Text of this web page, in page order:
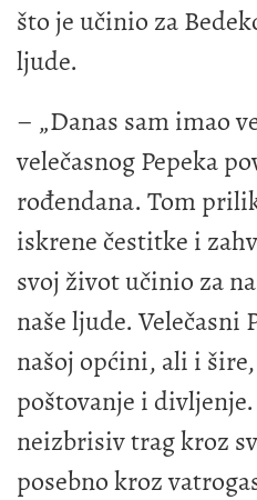
što je učinio za
ljude.
– „Danas sam imao
velečasnog Pepeka
rođendana. Tom
iskrene čestitke i
svoj život učinio za
naše ljude. Velečasni
našoj općini, ali i
poštovanje i
neizbrisiv trag kroz
posebno kroz